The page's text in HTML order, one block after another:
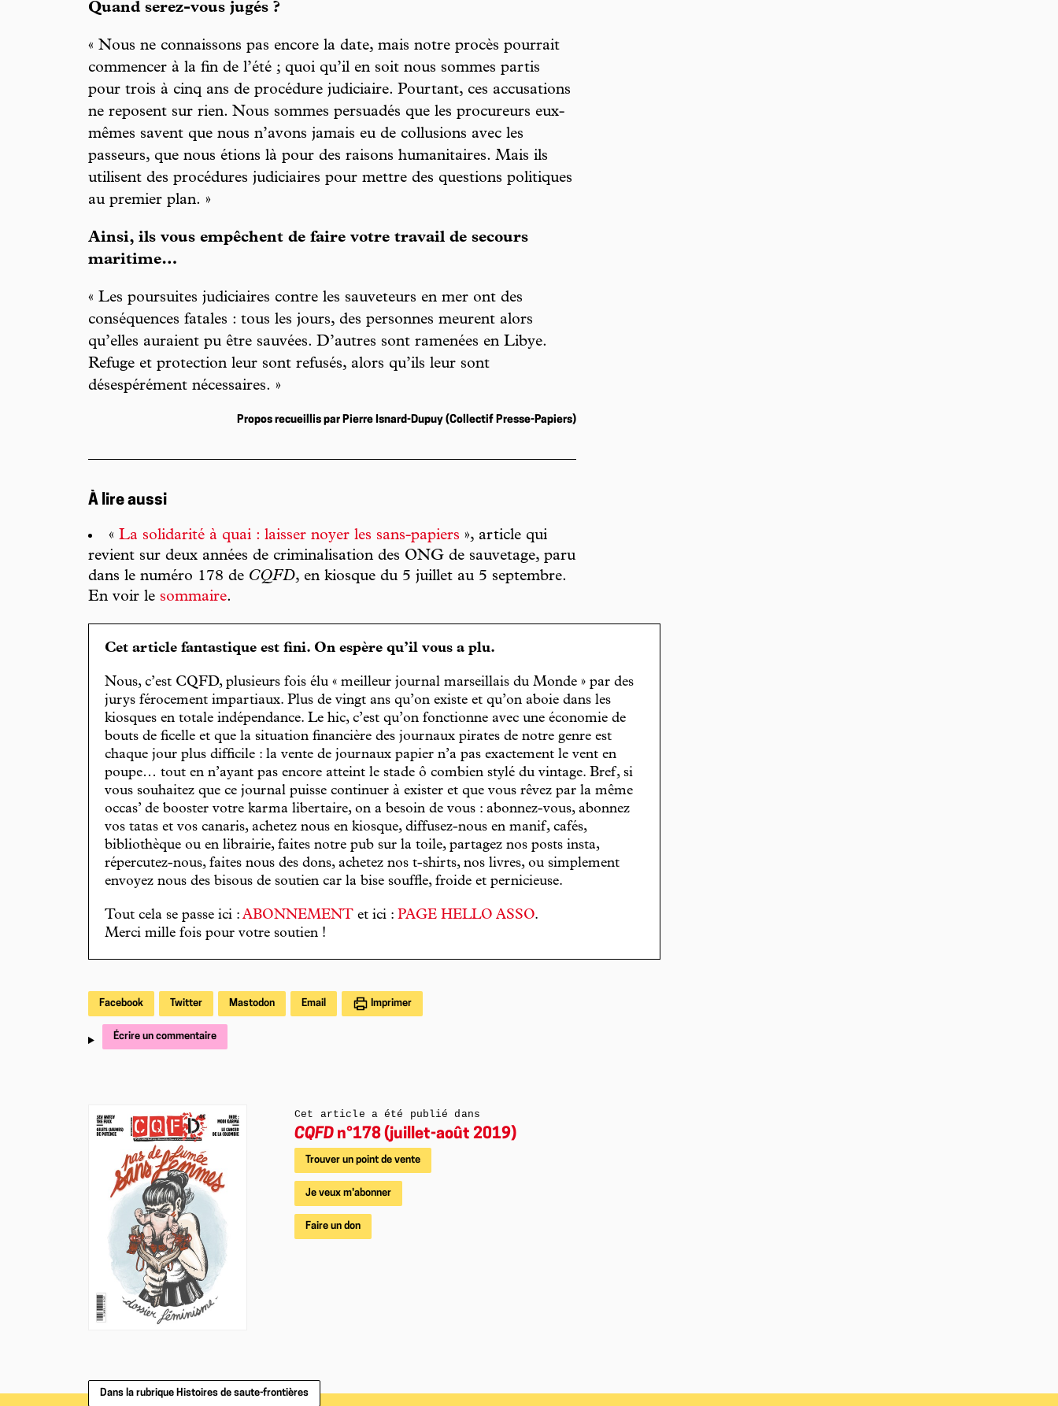
Quand serez-vous jugés ?
« Nous ne connaissons pas encore la date, mais notre procès pourrait
commencer à la fin de l’été ; quoi qu’il en soit nous sommes partis
pour trois à cinq ans de procédure judiciaire. Pourtant, ces accusations
ne reposent sur rien. Nous sommes persuadés que les procureurs eux-
mêmes savent que nous n’avons jamais eu de collusions avec les
passeurs, que nous étions là pour des raisons humanitaires. Mais ils
utilisent des procédures judiciaires pour mettre des questions politiques
au premier plan. »
Ainsi, ils vous empêchent de faire votre travail de secours
maritime…
« Les poursuites judiciaires contre les sauveteurs en mer ont des
conséquences fatales : tous les jours, des personnes meurent alors
qu’elles auraient pu être sauvées. D’autres sont ramenées en Libye.
Refuge et protection leur sont refusés, alors qu’ils leur sont
désespérément nécessaires. »
Propos recueillis par Pierre Isnard-Dupuy (Collectif Presse-Papiers)
À lire aussi
« La solidarité à quai : laisser noyer les sans-papiers », article qui
revient sur deux années de criminalisation des ONG de sauvetage, paru
dans le numéro 178 de CQFD, en kiosque du 5 juillet au 5 septembre.
En voir le sommaire.
Cet article fantastique est fini. On espère qu’il vous a plu.
Nous, c’est CQFD, plusieurs fois élu « meilleur journal marseillais du Monde » par des
jurys férocement impartiaux. Plus de vingt ans qu’on existe et qu’on aboie dans les
kiosques en totale indépendance. Le hic, c’est qu’on fonctionne avec une économie de
bouts de ficelle et que la situation financière des journaux pirates de notre genre est
chaque jour plus difficile : la vente de journaux papier n’a pas exactement le vent en
poupe… tout en n’ayant pas encore atteint le stade ô combien stylé du vintage. Bref, si
vous souhaitez que ce journal puisse continuer à exister et que vous rêvez par la même
occas’ de booster votre karma libertaire, on a besoin de vous : abonnez-vous, abonnez
vos tatas et vos canaris, achetez nous en kiosque, diffusez-nous en manif, cafés,
bibliothèque ou en librairie, faites notre pub sur la toile, partagez nos posts insta,
répercutez-nous, faites nous des dons, achetez nos t-shirts, nos livres, ou simplement
envoyez nous des bisous de soutien car la bise souffle, froide et pernicieuse.
Tout cela se passe ici : ABONNEMENT et ici : PAGE HELLO ASSO.
Merci mille fois pour votre soutien !
Facebook Twitter Mastodon Email Imprimer
Écrire un commentaire
Cet article a été publié dans
CQFD n°178 (juillet-août 2019)
Trouver un point de vente
Je veux m'abonner
Faire un don
Dans la rubrique Histoires de saute-frontières